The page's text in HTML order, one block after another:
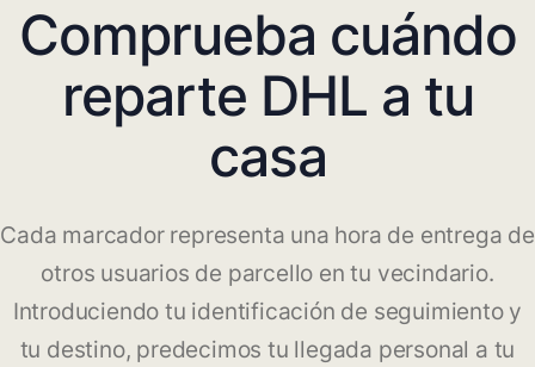
Comprueba cuándo
reparte DHL a tu
casa
Cada marcador representa una hora de entrega de
otros usuarios de parcello en tu vecindario.
Introduciendo tu identificación de seguimiento y
tu destino, predecimos tu llegada personal a tu